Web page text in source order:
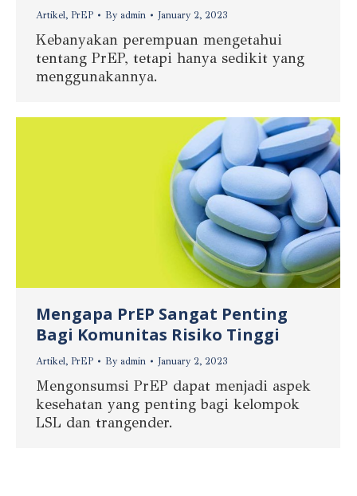
Artikel, PrEP By admin January 2, 2023
Kebanyakan perempuan mengetahui
tentang PrEP, tetapi hanya sedikit yang
menggunakannya.
Mengapa PrEP Sangat Penting
Bagi Komunitas Risiko Tinggi
Artikel, PrEP By admin January 2, 2023
Mengonsumsi PrEP dapat menjadi aspek
kesehatan yang penting bagi kelompok
LSL dan trangender.